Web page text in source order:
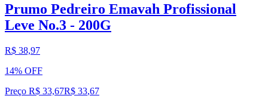
Prumo Pedreiro Emavah Profissional
Leve No.3 - 200G
R$ 38,97
14% OFF
Preço R$ 33,67R$ 33,67